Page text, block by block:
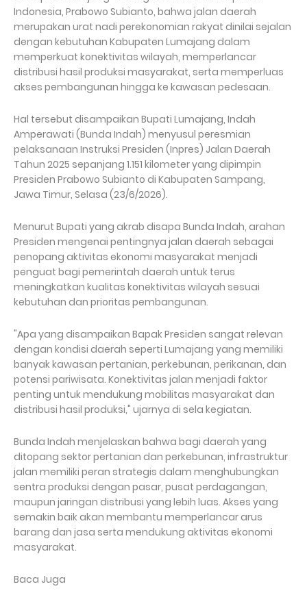
Indonesia, Prabowo Subianto, bahwa jalan daerah
merupakan urat nadi perekonomian rakyat dinilai sejalan
dengan kebutuhan Kabupaten Lumajang dalam
memperkuat konektivitas wilayah, memperlancar
distribusi hasil produksi masyarakat, serta memperluas
akses pembangunan hingga ke kawasan pedesaan.
Hal tersebut disampaikan Bupati Lumajang, Indah
Amperawati (Bunda Indah) menyusul peresmian
pelaksanaan Instruksi Presiden (Inpres) Jalan Daerah
Tahun 2025 sepanjang 1.151 kilometer yang dipimpin
Presiden Prabowo Subianto di Kabupaten Sampang,
Jawa Timur, Selasa (23/6/2026).
Menurut Bupati yang akrab disapa Bunda Indah, arahan
Presiden mengenai pentingnya jalan daerah sebagai
penopang aktivitas ekonomi masyarakat menjadi
penguat bagi pemerintah daerah untuk terus
meningkatkan kualitas konektivitas wilayah sesuai
kebutuhan dan prioritas pembangunan.
"Apa yang disampaikan Bapak Presiden sangat relevan
dengan kondisi daerah seperti Lumajang yang memiliki
banyak kawasan pertanian, perkebunan, perikanan, dan
potensi pariwisata. Konektivitas jalan menjadi faktor
penting untuk mendukung mobilitas masyarakat dan
distribusi hasil produksi," ujarnya di sela kegiatan.
Bunda Indah menjelaskan bahwa bagi daerah yang
ditopang sektor pertanian dan perkebunan, infrastruktur
jalan memiliki peran strategis dalam menghubungkan
sentra produksi dengan pasar, pusat perdagangan,
maupun jaringan distribusi yang lebih luas. Akses yang
semakin baik akan membantu memperlancar arus
barang dan jasa serta mendukung aktivitas ekonomi
masyarakat.
Baca Juga